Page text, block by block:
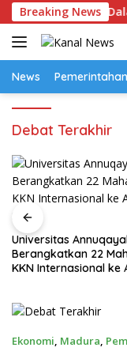
Langsung
ke
konten
Breaking News
4 Tersangka
News Pemerintahan
Debat Terakhir
Universitas
Berangkatkan 22
KKN Internasional ke
Ekonomi, Madura,